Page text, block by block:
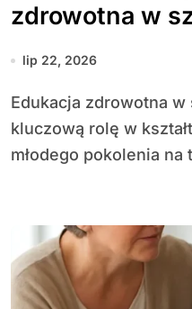
zdrowotna w
lip 22, 2026
Edu­kacja zdrowotna w szkołach odgrywa
kluczową rolę w
młodego pokolenia